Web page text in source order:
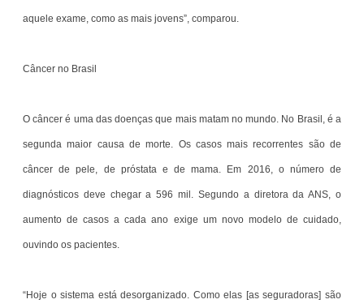
aquele exame, como as mais jovens”, comparou.
Câncer no Brasil
O câncer é uma das doenças que mais matam no mundo. No Brasil, é a
segunda maior causa de morte. Os casos mais recorrentes são de
câncer de pele, de próstata e de mama. Em 2016, o número de
diagnósticos deve chegar a 596 mil. Segundo a diretora da ANS, o
aumento de casos a cada ano exige um novo modelo de cuidado,
ouvindo os pacientes.
“Hoje o sistema está desorganizado. Como elas [as seguradoras] são